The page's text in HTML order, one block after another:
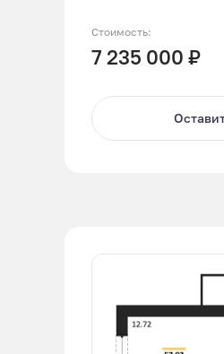
Стоимость:
7 235 000 ₽